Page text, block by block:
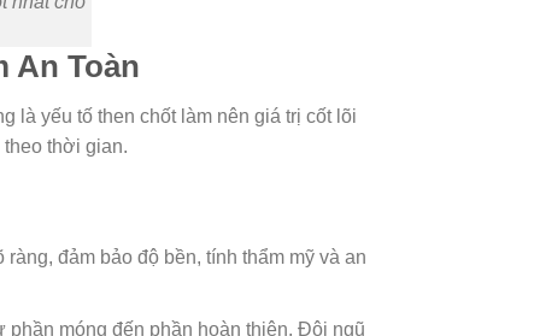
An Toàn
là yếu tố then chốt làm nên giá trị cốt lõi
thời gian.
đảm bảo độ bền, tính thẩm mỹ và an
móng đến phần hoàn thiện. Đội ngũ